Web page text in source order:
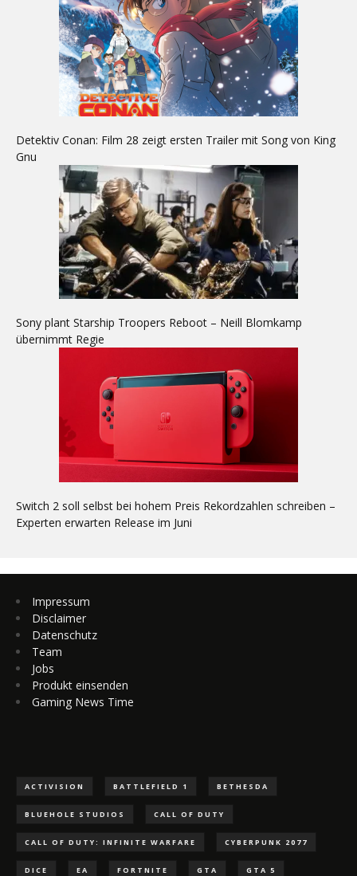
Detektiv Conan: Film 28 zeigt ersten Trailer mit Song von King
Gnu
Sony plant Starship Troopers Reboot – Neill Blomkamp
übernimmt Regie
Switch 2 soll selbst bei hohem Preis Rekordzahlen schreiben –
Experten erwarten Release im Juni
Impressum
Disclaimer
Datenschutz
Team
Jobs
Produkt einsenden
Gaming News Time
ACTIVISION BATTLEFIELD 1 BETHESDA
BLUEHOLE STUDIOS CALL OF DUTY
CALL OF DUTY: INFINITE WARFARE CYBERPUNK 2077
DICE EA FORTNITE GTA GTA 5